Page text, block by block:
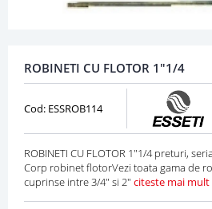
ROBINETI CU FLOTOR 1"1/4
Cod: ESSROB114
ROBINETI CU FLOTOR 1"1/4 preturi,
Corp robinet flotorVezi toata gama de
cuprinse intre 3/4" si 2" citeste mai mult